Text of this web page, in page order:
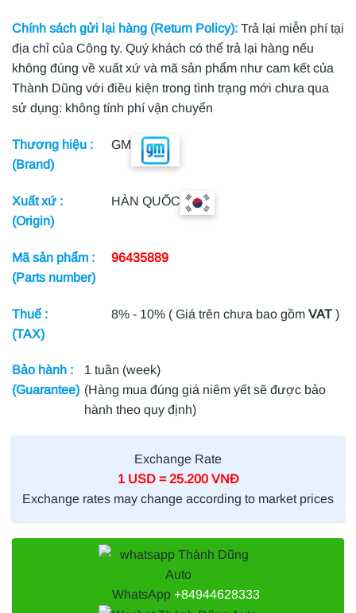
Chính sách gửi lại hàng (Return Policy): Trả lại miễn phí tại
địa chỉ của Công ty. Quý khách có thể trả lại hàng nếu
không đúng về xuất xứ và mã sản phẩm như cam kết của
Thành Dũng với điều kiện trong tình trạng mới chưa qua
sử dụng: không tính phí vận chuyển
Thương hiệu :
(Brand)
GM
Xuất xứ :
(Origin)
HÀN QUỐC
Mã sản phẩm :
(Parts number)
96435889
Thuế :
(TAX)
8% - 10% ( Giá trên chưa bao gồmVAT )
Bảo hành :
(Guarantee)
1 tuần (week)
(Hàng mua đúng giá niêm yết sẽ được bảo
hành theo quy định)
Exchange Rate
1 USD = 25.200 VNĐ
Exchange rates may change according to market prices
WhatsApp +84944628333